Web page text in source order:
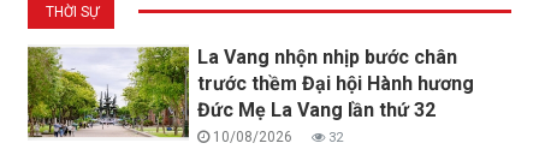
THỜI SỰ
La Vang nhộn nhịp bước chân
trước thềm Đại hội Hành hương
Đức Mẹ La Vang lần thứ 32
10/08/2026 32